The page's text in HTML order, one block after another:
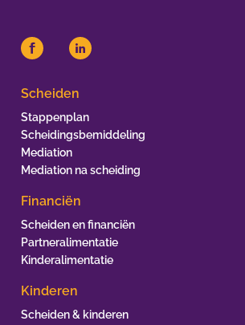
Scheiden
Stappenplan
Scheidingsbemiddeling
Mediation
Mediation na scheiding
Financiën
Scheiden en financiën
Partneralimentatie
Kinderalimentatie
Kinderen
Scheiden & kinderen